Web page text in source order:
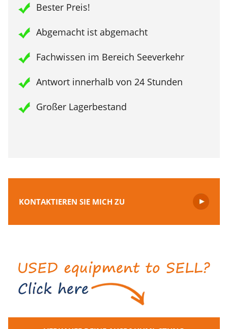
Bester Preis!
Abgemacht ist abgemacht
Fachwissen im Bereich Seeverkehr
Antwort innerhalb von 24 Stunden
Großer Lagerbestand
KONTAKTIEREN SIE MICH ZU